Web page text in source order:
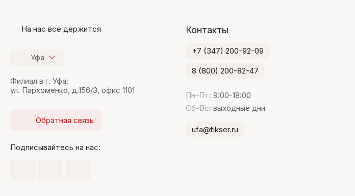
На нас все держится
Уфа
Филиал в г. Уфа:
ул. Пархоменко, д.156/3, офис 1101
Обратная связь
Подписывайтесь на нас:
Контакты
+7 (347) 200-92-09
8 (800) 200-82-47
Пн-Пт: 9:00-18:00
Сб-Вс: выходные дни
ufa@fikser.ru